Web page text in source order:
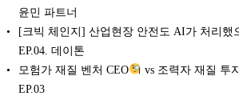
윤민 파트너
[크빅 체인지] 산업현장 안전도 AI가 처리했
EP.04. 데이톤
모험가 재질 벤처 CEO
vs 조력자 재질 투
EP.03